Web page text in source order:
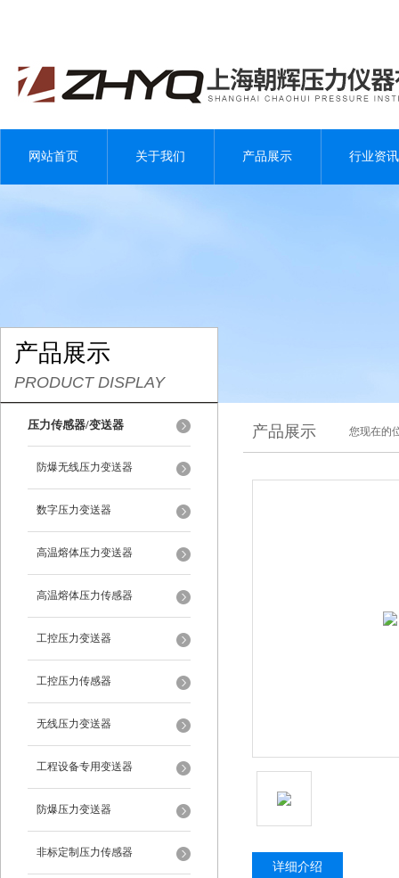
网站首页 关于我们 产品展示 行业资讯
产品展示
PRODUCT DISPLAY
压力传感器/变送器
防爆无线压力变送器
数字压力变送器
高温熔体压力变送器
高温熔体压力传感器
工控压力变送器
工控压力传感器
无线压力变送器
工程设备专用变送器
防爆压力变送器
非标定制压力传感器
产品展示 您现在的
详细介绍